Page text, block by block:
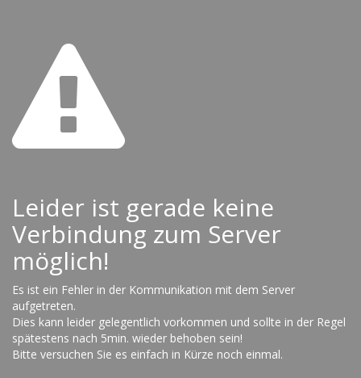
Leider ist gerade keine
Verbindung zum Server
möglich!
Es ist ein Fehler in der Kommunikation mit dem Server
aufgetreten.
Dies kann leider gelegentlich vorkommen und sollte in der Regel
spätestens nach 5min. wieder behoben sein!
Bitte versuchen Sie es einfach in Kürze noch einmal.